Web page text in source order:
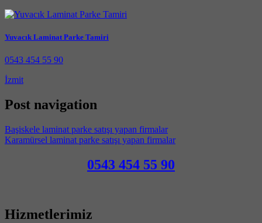
Yuvacık Laminat Parke Tamiri
0543 454 55 90
İzmit
Post navigation
Başiskele laminat parke satışı yapan firmalar
Karamürsel laminat parke satışı yapan firmalar
0543 454 55 90
Hizmetlerimiz